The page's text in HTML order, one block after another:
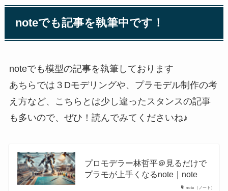
noteでも記事を執筆中です！
noteでも模型の記事を執筆しております
あちらでは３Dモデリングや、プラモデル制作の考
え方など、こちらとは少し違ったスタンスの記事
も多いので、ぜひ！読んでみてくださいね♪
note（ノート）
プロモデラー林哲平＠見るだけで
プラモが上手くなるnote｜note